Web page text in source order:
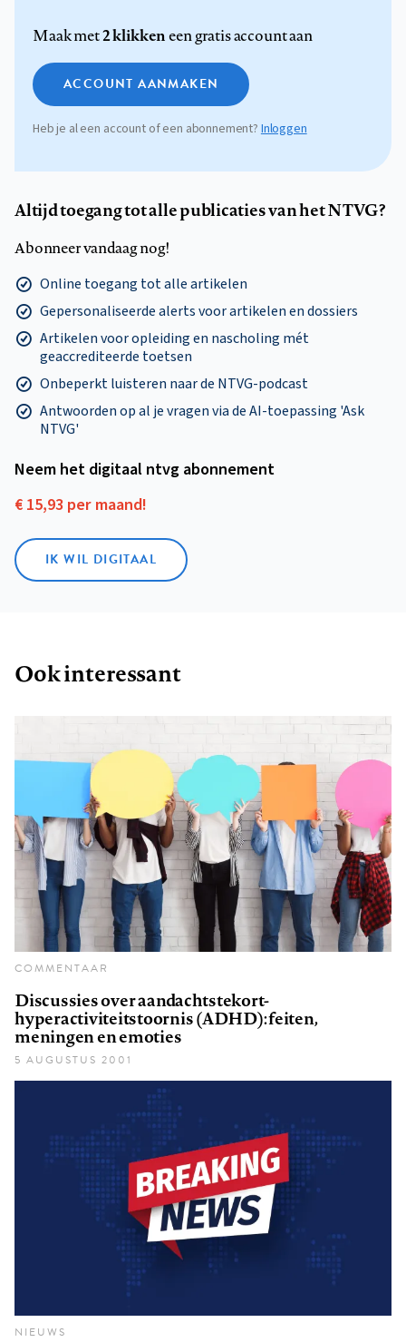
Maak met2 klikkeneen gratis account aan
ACCOUNT AANMAKEN
Heb je al een account of een abonnement? Inloggen
Altijd toegang tot alle publicaties van het NTVG?
Abonneer vandaag nog!
Online toegang tot alle artikelen
Gepersonaliseerde alerts voor artikelen en dossiers
Artikelen voor opleiding en nascholing mét
geaccrediteerde toetsen
Onbeperkt luisteren naar de NTVG-podcast
Antwoorden op al je vragen via de AI-toepassing 'Ask
NTVG'
Neem het digitaal ntvg abonnement
€ 15,93 per maand!
IK WIL DIGITAAL
Ook interessant
COMMENTAAR
Discussies over aandachtstekort-
hyperactiviteitstoornis (ADHD): feiten,
meningen en emoties
5 AUGUSTUS 2001
NIEUWS